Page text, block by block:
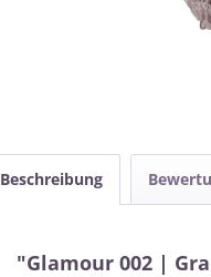
Beschreibung
"Glamour 002 |